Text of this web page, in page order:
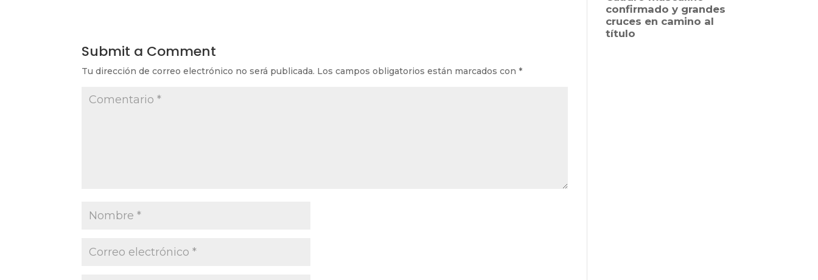
Submit a Comment
Tu dirección de correo electrónico no será publicada. Los campos obligatorios están marcados con*